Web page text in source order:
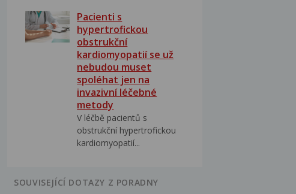
Pacienti s
hypertrofickou
obstrukční
kardiomyopatií se už
nebudou muset
spoléhat jen na
invazivní léčebné
metody
V léčbě pacientů s
obstrukční hypertrofickou
kardiomyopatií...
SOUVISEJÍCÍ DOTAZY Z PORADNY